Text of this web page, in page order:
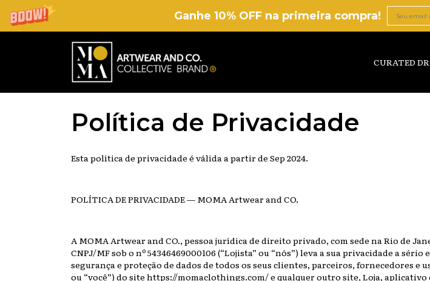
Ganhe 10% OFF na primeira compra!
CURATED
Política de Privacidade
Esta política de privacidade é válida a partir de Sep 2024.
POLÍTICA DE PRIVACIDADE — MOMA Artwear and CO.
A MOMA Artwear and CO., pessoa jurídica de direito privado, com sede na Rio de
CNPJ/MF sob o nº 54346469000106 (“Lojista” ou “nós”) leva a sua privacidade a sério
segurança e proteção de dados de todos os seus clientes, parceiros, fornecedores e
ou “você”) do site https://momaclothings.com/ e qualquer outro site, Loja, aplicativo